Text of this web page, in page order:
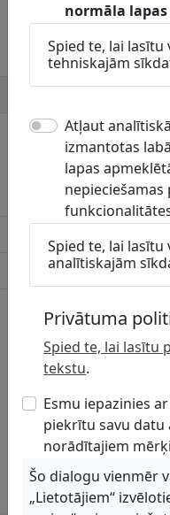
Pieņemšanas
Ar uzņēmumu
grupas
Lietusūdens
Siltumtīkli
Ūdensvads
normāla
Spied te, lai
tehniskajām
Atļaut
izmantotas
lapas
Spied te, lai
analītiskajām
Privātuma
Spied te, lai lasītu
tekstu.
Esmu iepazinies
piekrītu savu
norādītajiem
Šo dialogu vienmēr
„Lietotājiem“